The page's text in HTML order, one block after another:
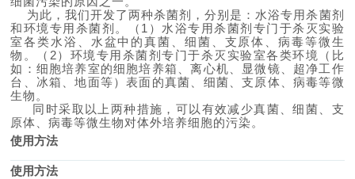
为此，我们开发了两种杀菌剂，分别是：水浴专用杀菌剂
和环境专用杀菌剂。（ 1）水浴专用杀菌剂专门于杀灭实验
室各类水浴、水盆中的真菌、细菌、支原体、病毒等微生
物。（2）环境专用杀菌剂专门于杀灭实验室各类环境（比
如：细胞培养室的细胞培养箱、离心机、显微镜、超净工作
台、冰箱、地面等）表面的真菌、细菌、支原体、病毒等微
生物。
同时采取以上两种措施，可以有效减少真菌、细菌、支
原体、病毒等微生物对体外培养细胞的污染。
使用方法
使用方法